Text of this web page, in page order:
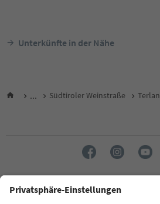
Unterkünfte in der Nähe
... Südtiroler Weinstraße Terlan
Sprache: Deutsch